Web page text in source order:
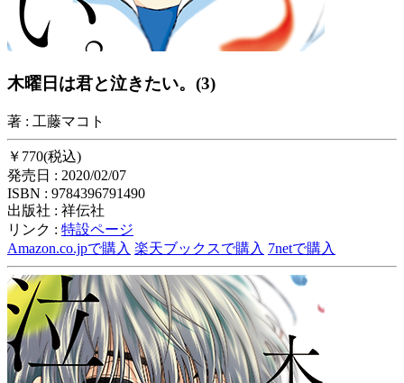
木曜日は君と泣きたい。(3)
著 : 工藤マコト
￥770(税込)
発売日 : 2020/02/07
ISBN : 9784396791490
出版社 : 祥伝社
リンク : 特設ページ
Amazon.co.jpで購入 楽天ブックスで購入 7netで購入